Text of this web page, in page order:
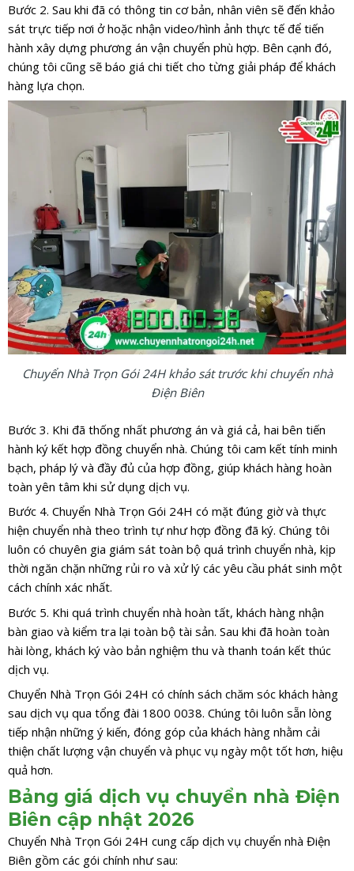
Bước 2. Sau khi đã có thông tin cơ bản, nhân viên sẽ đến khảo
sát trực tiếp nơi ở hoặc nhận video/hình ảnh thực tế để tiến
hành xây dựng phương án vận chuyển phù hợp. Bên cạnh đó,
chúng tôi cũng sẽ báo giá chi tiết cho từng giải pháp để khách
hàng lựa chọn.
Chuyển Nhà Trọn Gói 24H khảo sát trước khi chuyển nhà
Điện Biên
Bước 3. Khi đã thống nhất phương án và giá cả, hai bên tiến
hành ký kết hợp đồng chuyển nhà. Chúng tôi cam kết tính minh
bạch, pháp lý và đầy đủ của hợp đồng, giúp khách hàng hoàn
toàn yên tâm khi sử dụng dịch vụ.
Bước 4. Chuyển Nhà Trọn Gói 24H có mặt đúng giờ và thực
hiện chuyển nhà theo trình tự như hợp đồng đã ký. Chúng tôi
luôn có chuyên gia giám sát toàn bộ quá trình chuyển nhà, kịp
thời ngăn chặn những rủi ro và xử lý các yêu cầu phát sinh một
cách chính xác nhất.
Bước 5. Khi quá trình chuyển nhà hoàn tất, khách hàng nhận
bàn giao và kiểm tra lại toàn bộ tài sản. Sau khi đã hoàn toàn
hài lòng, khách ký vào bản nghiệm thu và thanh toán kết thúc
dịch vụ.
Chuyển Nhà Trọn Gói 24H có chính sách chăm sóc khách hàng
sau dịch vụ qua tổng đài 1800 0038. Chúng tôi luôn sẵn lòng
tiếp nhận những ý kiến, đóng góp của khách hàng nhằm cải
thiện chất lượng vận chuyển và phục vụ ngày một tốt hơn, hiệu
quả hơn.
Bảng giá dịch vụ chuyển nhà Điện
Biên cập nhật 2026
Chuyển Nhà Trọn Gói 24H cung cấp dịch vụ chuyển nhà Điện
Biên gồm các gói chính như sau: